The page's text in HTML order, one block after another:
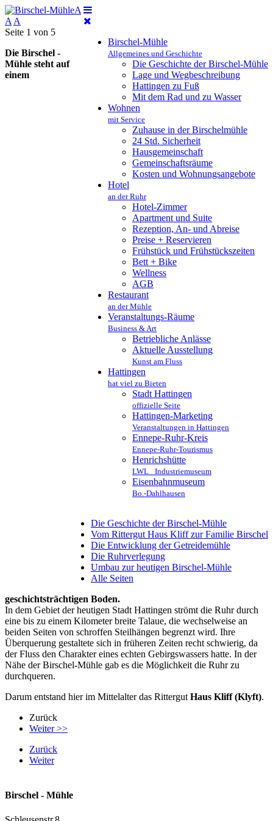
Birschel-Mühle
Allgemeines und Geschichte
Die Geschichte der Birschel-Mühle
Lage und Wegbeschreibung
Hattingen zu Fuß
Mit dem Rad und zu Wasser
Wohnen
mit Service
Zuhause in der Birschelmühle
24 Std. Sicherheit
Hausgemeinschaft
Gemeinschaftsräume
Kosten und Wohnungsangebote
Hotel
an der Ruhr
Hotel-Zimmer
Apartment und Suite
Rezeption, An- und Abreise
Preise + Reservieren
Frühstück und Frühstückszeiten
Bett + Bike
Wellness
AGB
Restaurant
an der Mühle
Veranstaltungs-Räume
Business & Art
Betriebliche Anlässe
Aktuelle Ausstellung
Kunst am Fluss
Hattingen
hat viel zu Bieten
Stadt Hattingen
offizielle Seite
Hattingen-Marketing
Veranstaltungen in Hattingen
Ennepe-Ruhr-Kreis
Ennepe-Ruhr-Tourismus
Henrichshütte
LWL_ Industriemuseum
Eisenbahnmuseum
Bo.-Dahlhausen
A
A A
Die Geschichte der Birschel-Mühle
Vom Rittergut Haus Kliff zur Familie Birschel
Die Entwicklung der Getreidemühle
Die Ruhrverlegung
Umbau zur heutigen Birschel-Mühle
Alle Seiten
Seite 1 von 5
Die Birschel -
Mühle steht auf
einem
geschichtsträchtigen Boden.
In dem Gebiet der heutigen Stadt Hattingen strömt die Ruhr durch
eine bis zu einem Kilometer breite Talaue, die wechselweise an
beiden Seiten von schroffen Steilhängen begrenzt wird. Ihre
Überquerung gestaltete sich in früheren Zeiten recht schwierig, da
der Fluss den Charakter eines echten Gebirgswassers hatte. In der
Nähe der Birschel-Mühle gab es die Möglichkeit die Ruhr zu
durchqueren.
Darum entstand hier im Mittelalter das Rittergut Haus Kliff (Klyft).
Zurück
Weiter >>
Zurück
Weiter
Birschel - Mühle